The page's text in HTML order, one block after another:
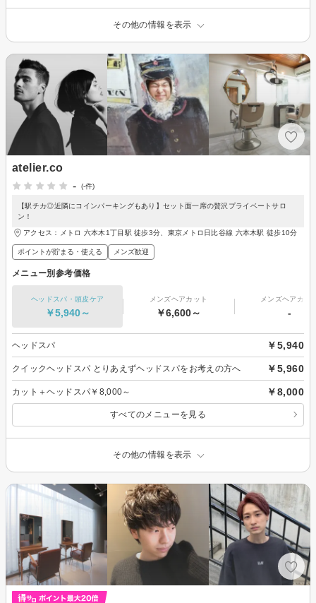
その他の情報を表示
atelier.co
-
(-件)
【駅チカ◎近隣にコインパーキングもあり】セット面一席の贅沢プライベートサロ
ン！
アクセス：メトロ 六本木1丁目駅 徒歩3分、東京メトロ日比谷線 六本木駅 徒歩10分
ポイントが貯まる・使える メンズ歓迎
メニュー別参考価格
ヘッドスパ・頭皮ケア
￥5,940～
メンズヘアカット
￥6,600～
メンズヘアカラ
-
ヘッドスパ ￥5,940
クイックヘッドスパ とりあえずヘッドスパをお考えの方へ ￥5,960
カット＋ヘッドスパ￥8,000～ ￥8,000
すべてのメニューを見る
その他の情報を表示